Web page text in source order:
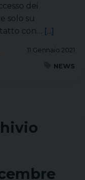
dei
solo su
con… [...]
11 Gennaio 2021
NEWS